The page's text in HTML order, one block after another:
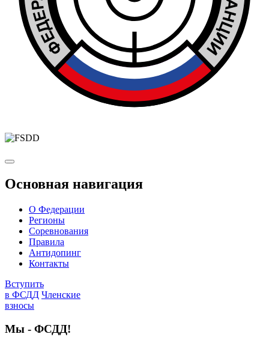
Основная навигация
О Федерации
Регионы
Соревнования
Правила
Антидопинг
Контакты
Вступить
в ФСДД Членские
взносы
Мы - ФСДД!